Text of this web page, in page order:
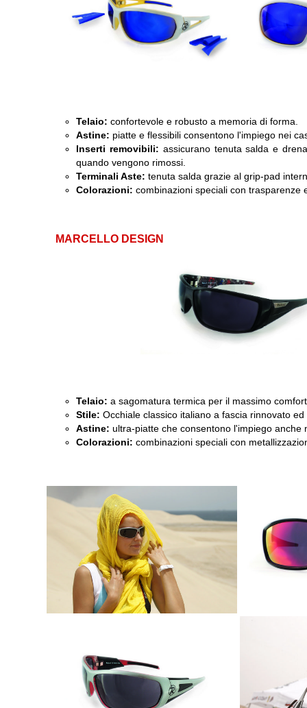
Telaio: confortevole e robusto a memoria di forma.
Astine: piatte e flessibili consentono l'impiego nei
Inserti removibili: assicurano tenuta salda e
quando vengono rimossi.
Terminali Aste: tenuta salda grazie al grip-pad
Colorazioni: combinazioni speciali con trasparenze
MARCELLO DESIGN
Telaio: a sagomatura termica per il massimo
Stile: Occhiale classico italiano a fascia rinnovato
Astine: ultra-piatte che consentono l'impiego anche
Colorazioni: combinazioni speciali con